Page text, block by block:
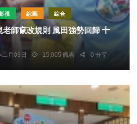
視 綜藝 綜合
老師竄改規則 風田強勢回歸 十
月03日 15,005 觀看 0 分享